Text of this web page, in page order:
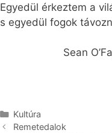
Egyedül érkeztem a
s egyedül fogok
Sean O’Faolain
Hárs
Kategória
Kultúra
Remetedalok